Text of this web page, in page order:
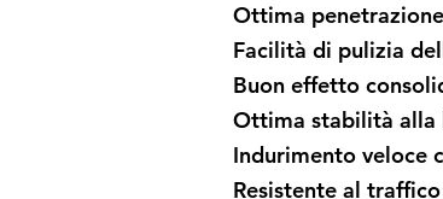
Ottima
Facilità di pulizia
Buon effetto
Ottima stabilità alla
Indurimento veloce
Resistente al